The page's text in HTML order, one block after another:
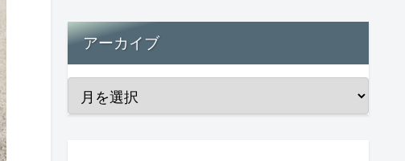
アーカイブ